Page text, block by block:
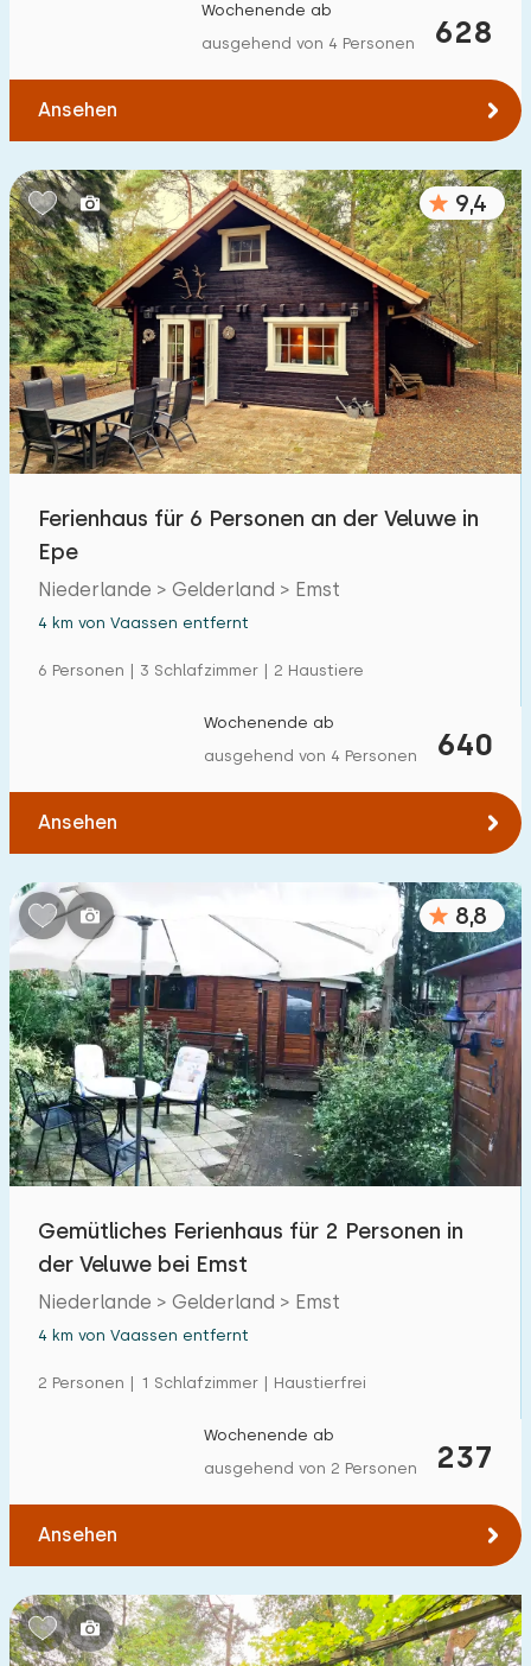
628
Wochenende ab
ausgehend von 4 Personen
Ansehen
9,4
Ferienhaus für 6 Personen an der Veluwe in
Epe
Niederlande > Gelderland > Emst
4 km von Vaassen entfernt
6 Personen | 3 Schlafzimmer | 2 Haustiere
640
Wochenende ab
ausgehend von 4 Personen
Ansehen
8,8
Gemütliches Ferienhaus für 2 Personen in
der Veluwe bei Emst
Niederlande > Gelderland > Emst
4 km von Vaassen entfernt
2 Personen | 1 Schlafzimmer | Haustierfrei
237
Wochenende ab
ausgehend von 2 Personen
Ansehen